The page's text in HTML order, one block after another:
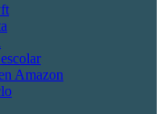
Amazon